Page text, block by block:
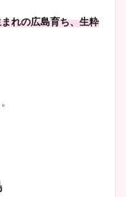
悠アナのメガネ画像が
ロフもチェック！
まとめ！同期や実家に
々アナのカップ画像や
れの広島育ち、生粋